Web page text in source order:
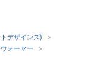
デザインズ)
ォーマー